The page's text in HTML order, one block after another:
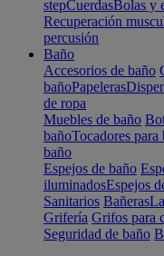
stepCuerdasBolas y
Recuperación
percusión
Baño
Accesorios de baño
bañoPapeleras
de ropa
Muebles de baño
bañoTocadores para
baño
Espejos de baño
iluminadosEspejos
Sanitarios Bañeras
Grifería Grifos para
Seguridad de baño